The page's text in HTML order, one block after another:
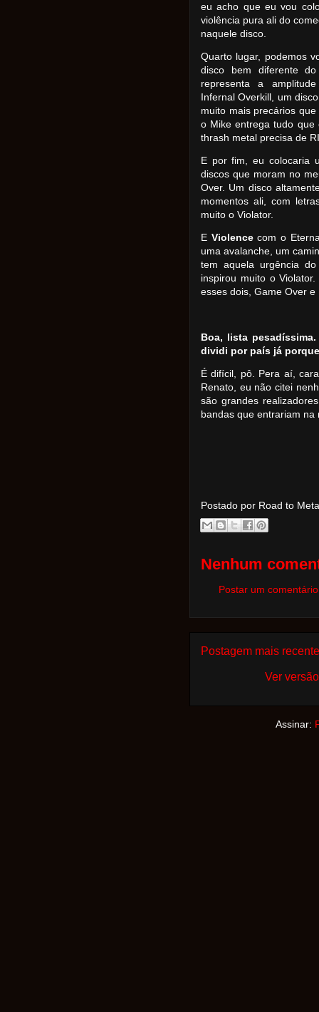
eu acho que eu vou
violência pura ali do
naquele disco.
Quarto lugar, podemos
disco bem diferente
representa a
Infernal Overkill, um
muito mais precários
o Mike entrega tudo
thrash metal precisa de
E por fim, eu colocaria
discos que moram no
Over. Um disco
momentos ali, com
muito o Violator.
E Violencecom o
uma avalanche, um
tem aquela urgência
inspirou muito o
esses dois, Game Over
Boa, lista
dividi por país já
É difícil, pô. Pera aí,
Renato, eu não citei
são grandes
bandas que entrariam na
Postado por Road to
Nenhum
Postar um comentário
Postagem mais recente
Ver
Assinar: